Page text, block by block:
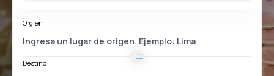
Orgien
Destino